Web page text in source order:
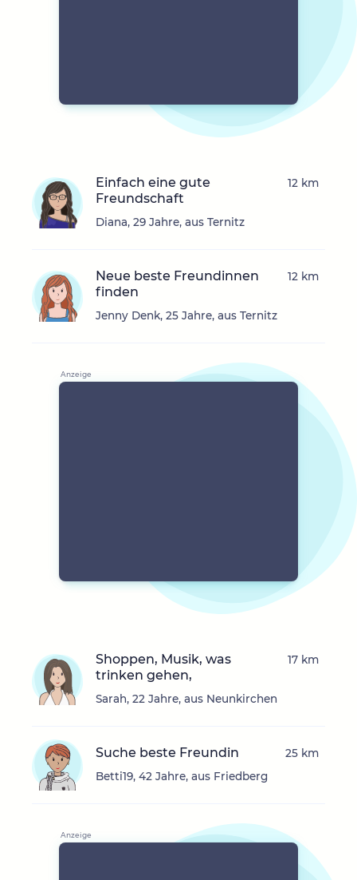
Einfach eine gute
Freundschaft
Diana, 29 Jahre, aus Ternitz
12 km
Neue beste Freundinnen
finden
Jenny Denk, 25 Jahre, aus Ternitz
12 km
Shoppen, Musik, was
trinken gehen,
Sarah, 22 Jahre, aus Neunkirchen
17 km
Suche beste Freundin
Betti19, 42 Jahre, aus Friedberg
25 km